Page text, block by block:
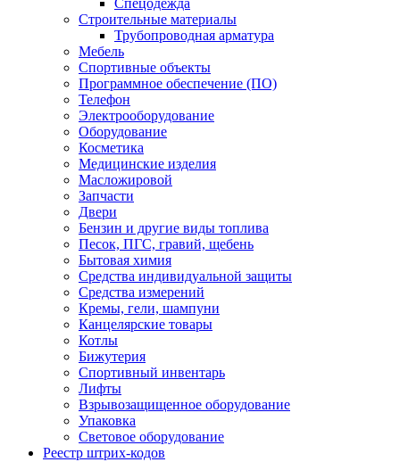
Спецодежда
Строительные материалы
Трубопроводная арматура
Мебель
Спортивные объекты
Программное обеспечение (ПО)
Телефон
Электрооборудование
Оборудование
Косметика
Медицинские изделия
Масложировой
Запчасти
Двери
Бензин и другие виды топлива
Песок, ПГС, гравий, щебень
Бытовая химия
Средства индивидуальной защиты
Средства измерений
Кремы, гели, шампуни
Канцелярские товары
Котлы
Бижутерия
Спортивный инвентарь
Лифты
Взрывозащищенное оборудование
Упаковка
Световое оборудование
Реестр штрих-кодов